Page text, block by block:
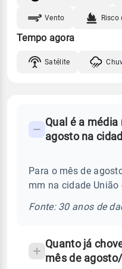
Vento Risco
Tempo agora
Satélite
Perguntas
sobre
chuva
Qual é a
agosto na
Para o mês de
mm na cidade União
Fonte: 30 anos de
Quanto já
mês de